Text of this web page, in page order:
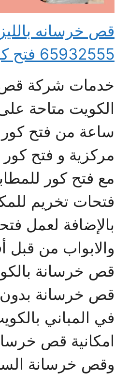
قص خرسانه
65932555 فتح كور تكييف
خدمات شركة
ساعة من فتح كور
مركزية و فتح كور
مع فتح كور
فتحات تخريم
بالإضافة لعمل
والابواب من قبل
قص خرسانة
قص خرسانة بدون
في المباني
امكانية قص
وقص خرسانة